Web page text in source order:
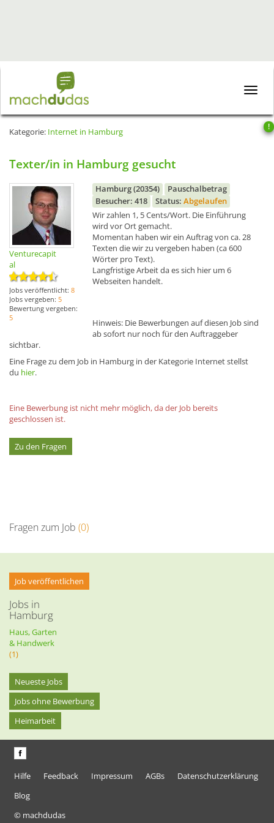
Toggle
!
Kategorie: Internet in Hamburg
Texter/in in Hamburg gesucht
Venturecapit
al
Jobs veröffentlicht: 8
Jobs vergeben: 5
Bewertung vergeben:
5
Hamburg (20354)
Pauschalbetrag
Besucher: 418
Status: Abgelaufen
Wir zahlen 1, 5 Cents/Wort. Die Einführung
wird vor Ort gemacht.
Momentan haben wir ein Auftrag von ca. 28
Texten die wir zu vergeben haben (ca 600
Wörter pro Text).
Langfristige Arbeit da es sich hier um 6
Webseiten handelt.
Hinweis: Die Bewerbungen auf diesen Job sind
ab sofort nur noch für den Auftraggeber
sichtbar.
Eine Frage zu dem Job in Hamburg in der Kategorie Internet stellst
du hier.
Eine Bewerbung ist nicht mehr möglich, da der Job bereits
geschlossen ist.
Zu den Fragen
Fragen zum Job (0)
Job veröffentlichen
Jobs in
Hamburg
Haus, Garten
& Handwerk
(1)
Neueste Jobs
Jobs ohne Bewerbung
Heimarbeit
Hilfe Feedback Impressum AGBs
Datenschutzerklärung
Blog
© machdudas